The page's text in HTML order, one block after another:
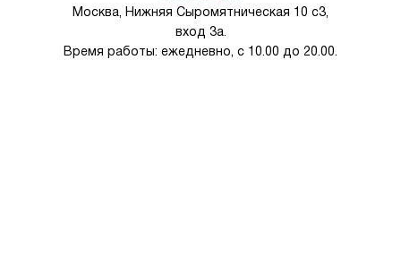
Москва, Нижняя Сыромятническая 10 с3,
вход 3а.
Время работы: ежедневно, с 10.00 до 20.00.